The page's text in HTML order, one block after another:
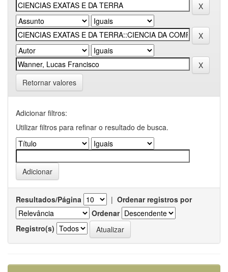
Retornar valores
Adicionar filtros:
Utilizar filtros para refinar o resultado de busca.
Resultados/Página | Ordenar registros por
Ordenar
Registro(s)